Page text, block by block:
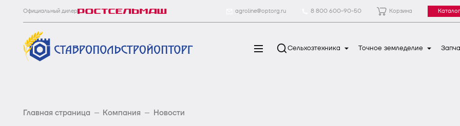
Официальный дилер agroline@optorg.ru 8 800 600-90-50 Корзина
Сельхозтехника Точное земледелие
Главная страница Компания Новости